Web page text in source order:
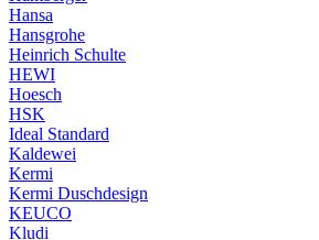
Hansa
Hansgrohe
Heinrich Schulte
HEWI
Hoesch
HSK
Ideal Standard
Kaldewei
Kermi
Kermi Duschdesign
KEUCO
Kludi